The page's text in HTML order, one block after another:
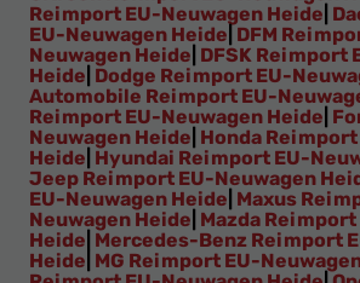
Reimport EU-Neuwagen Heide
EU-Neuwagen Heide DFM
Neuwagen Heide DFSK Reimport
Heide Dodge Reimport EU-
Automobile Reimport EU-
Reimport EU-Neuwagen Heide
Neuwagen Heide Honda
Heide Hyundai Reimport EU-
Jeep Reimport EU-Neuwagen
EU-Neuwagen Heide Maxus
Neuwagen Heide Mazda
Heide Mercedes-Benz Reimport
Heide MG Reimport EU-